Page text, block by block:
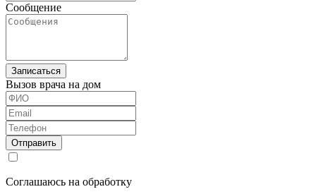
Сообщение
Вызов врача на дом
ФИО
Email
Телефон
Соглашаюсь на обработку